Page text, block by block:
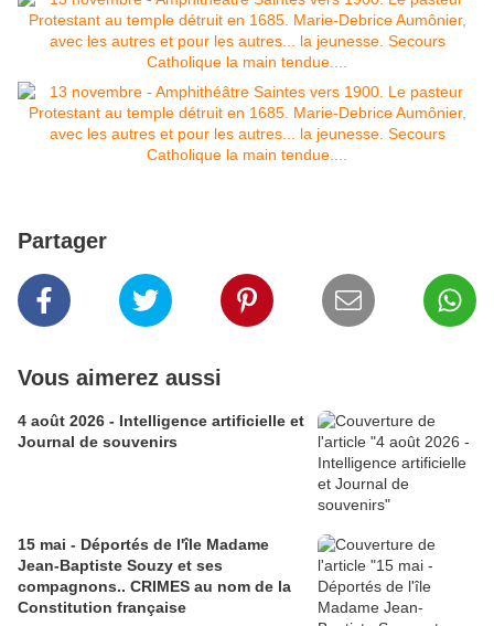
Partager
Vous aimerez aussi
4 août 2026 - Intelligence artificielle et
Journal de souvenirs
15 mai - Déportés de l'île Madame
Jean-Baptiste Souzy et ses
compagnons.. CRIMES au nom de la
Constitution française